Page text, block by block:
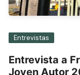
Entrevistas
Entrevista a
Joven Autor